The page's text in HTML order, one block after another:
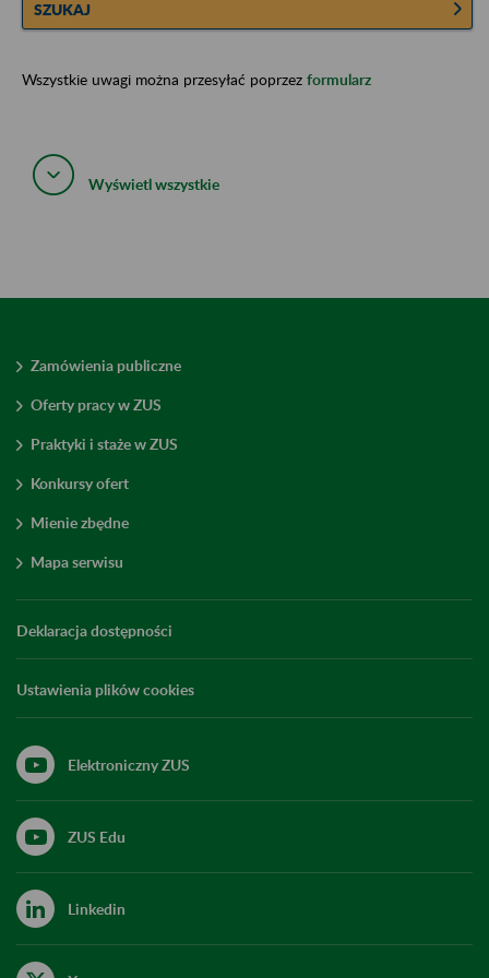
SZUKAJ
Wszystkie uwagi można przesyłać poprzez formularz
Wyświetl wszystkie
Zamówienia publiczne
Oferty pracy w ZUS
Praktyki i staże w ZUS
Konkursy ofert
Mienie zbędne
Mapa serwisu
Deklaracja dostępności
Ustawienia plików cookies
Elektroniczny ZUS
ZUS Edu
Linkedin